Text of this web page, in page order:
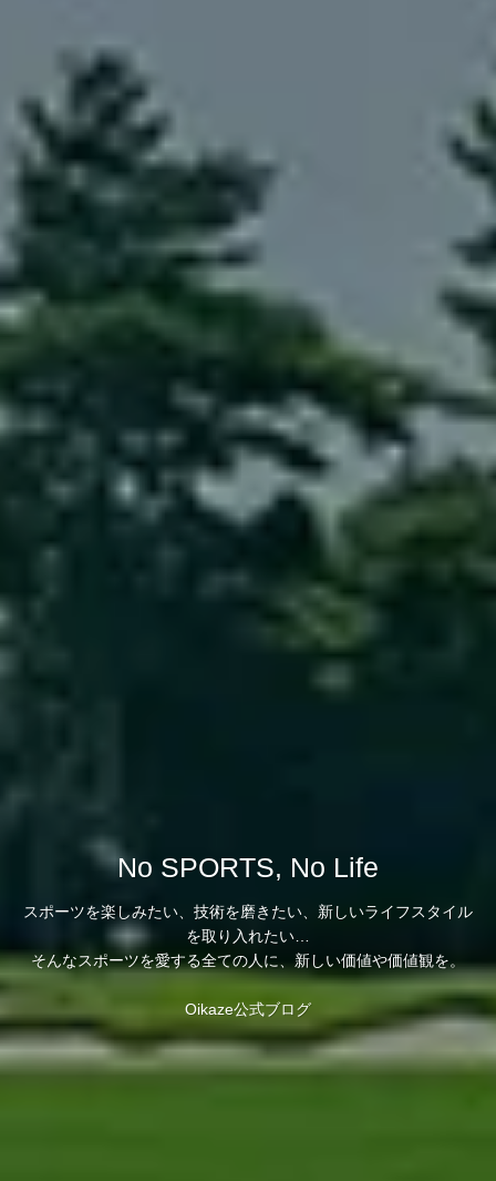
No SPORTS, No Life
スポーツを楽しみたい、技術を磨きたい、新しいライフスタイル
を取り入れたい…
そんなスポーツを愛する全ての人に、新しい価値や価値観を。
Oikaze公式ブログ